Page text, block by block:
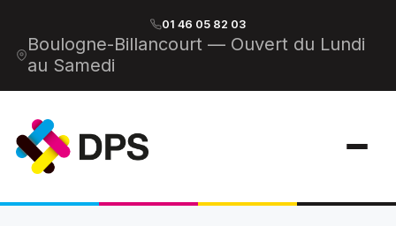
01 46 05 82 03
Boulogne-Billancourt — Ouvert du Lundi
au Samedi
Menu